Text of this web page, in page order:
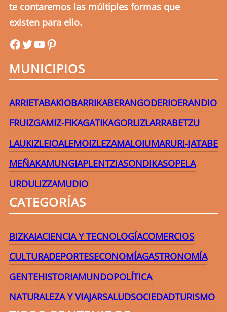
te contaremos las múltiples formas que
existen para ello.
uribefmuribefmYouTube Pinterest
MUNICIPIOS
ARRIETABAKIOBARRIKABERANGODERIOERANDIO
FRUIZGAMIZ-FIKAGATIKAGORLIZLARRABETZU
LAUKIZLEIOALEMOIZLEZAMALOIUMARURI-JATABE
MEÑAKAMUNGIAPLENTZIASONDIKASOPELA
URDULIZZAMUDIO
CATEGORÍAS
BIZKAIACIENCIA Y TECNOLOGÍACOMERCIOS
CULTURADEPORTESECONOMÍAGASTRONOMÍA
GENTEHISTORIAMUNDOPOLÍTICA
NATURALEZA Y VIAJARSALUDSOCIEDADTURISMO